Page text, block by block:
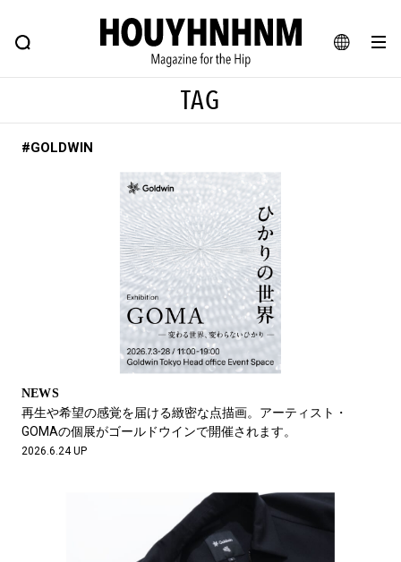
JA
FEATURE BLOG SNAP
ヒップなファッション、カルチャー、ライフスタイルWEBマガジン
#SHOPPING ADDICT #憧れの逸品
#ESSENTIAL DESIGNS #古着サミット
#NEW VINTAGE #マイナーグッド図鑑
#路地裏てぃーん。 #MONTHLY JOURNAL
#GH 銘品の所以 #フイナムのYouTube
#Commune H #FOCUS IT #AH.H
#FASHION #MUSIC
#LIFESTYLE
#SPORTS #HANDSOME HANDBOOK
TAG
#GOLDWIN
NEWS
再生や希望の感覚を届ける緻密な点描画。アーティスト・
GOMAの個展がゴールドウインで開催されます。
2026.6.24 UP